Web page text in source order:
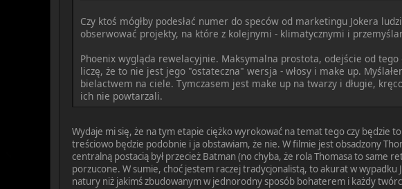
Czy ktoś mógłby podesłać numer do speców od marketingu Jokera
obserwować projekty, na które z kolejnymi - klimatycznymi i
Phoenix wygląda rewelacyjnie. Maksymalna prostota, odejście od
liczę, że to nie jest jego "ostateczna" wersja - włosy i make up.
bielactwem na ciele. Tymczasem jest make up na twarzy i długie,
ich nie powtarzali.
Wydaje mi się, że na tym etapie ciężko wyrokować na temat tego czy będzie
treściowo będzie podobnie i ja obstawiam, że nie. W filmie jest obsadzony
centralną postacią był przecież Batman (no chyba, że rola Thomasa to same
porzucone. W sumie, choć jestem raczej tradycjonalistą, to akurat w
natury niż jakimś zbudowanym w jednorodny sposób bohaterem i każdy